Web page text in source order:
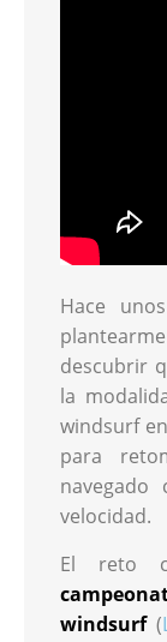
Hace
descubrir
la
windsurf
para
velocidad.
El reto
windsurf (